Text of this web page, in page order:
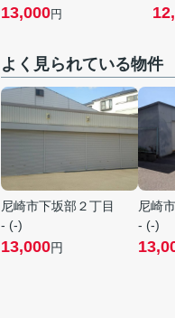
13,000円
よく見られている物件
尼崎市下坂部２丁目
- (-)
13,000円
尼崎
- (-)